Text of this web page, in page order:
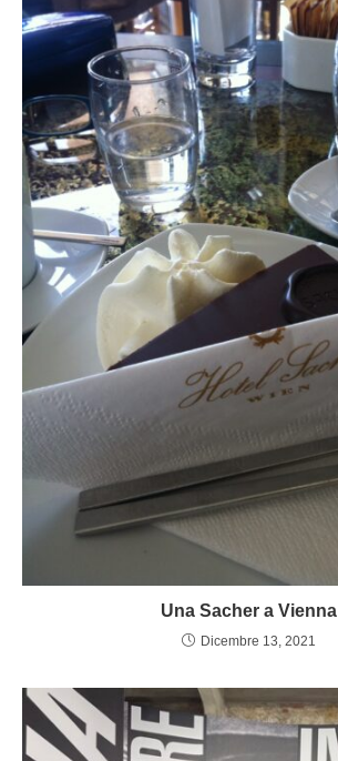
Una Sacher a Vienna
Dicembre 13, 2021